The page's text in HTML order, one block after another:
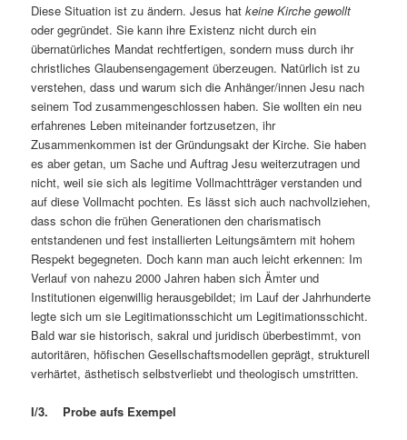
Diese Situation ist zu ändern. Jesus hatkeine Kirche gewollt
oder gegründet. Sie kann ihre Existenz nicht durch ein
übernatürliches Mandat rechtfertigen, sondern muss durch ihr
christliches Glaubensengagement überzeugen. Natürlich ist zu
verstehen, dass und warum sich die Anhänger/innen Jesu nach
seinem Tod zusammengeschlossen haben. Sie wollten ein neu
erfahrenes Leben miteinander fortzusetzen, ihr
Zusammenkommen ist der Gründungsakt der Kirche. Sie haben
es aber getan, um Sache und Auftrag Jesu weiterzutragen und
nicht, weil sie sich als legitime Vollmachtträger verstanden und
auf diese Vollmacht pochten. Es lässt sich auch nachvollziehen,
dass schon die frühen Generationen den charismatisch
entstandenen und fest installierten Leitungsämtern mit hohem
Respekt begegneten. Doch kann man auch leicht erkennen: Im
Verlauf von nahezu 2000 Jahren haben sich Ämter und
Institutionen eigenwillig herausgebildet; im Lauf der Jahrhunderte
legte sich um sie Legitimationsschicht um Legitimationsschicht.
Bald war sie historisch, sakral und juridisch überbestimmt, von
autoritären, höfischen Gesellschaftsmodellen geprägt, strukturell
verhärtet, ästhetisch selbstverliebt und theologisch umstritten.
I/3. Probe aufs Exempel